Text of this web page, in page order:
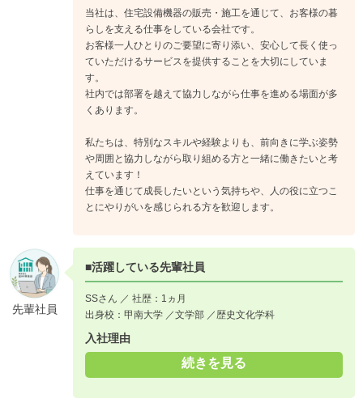
お客様のご要望を受け住宅設備の取り付けを行います。現場ス
キルを身に付け、手に職をつけることができ、一生もののお仕
《入社1年目》
先輩と一緒に現場を回り、仕事内容を覚えていきます。
《入社2年目》
先輩同伴の元、現場・施工スキルを身に付けていきます。
《入社3年目》
お客様対応と現場・施工対応を行います。
《入社4年目》
現場での経験を積んでいき、メインで現場管理を行えるように
なります。また、新しい事業への開発に加わっていただきま
す。
当社は、住宅設備機器の販売・施工を通じて、お客様の暮
らしを支える仕事をしている会社です。
お客様一人ひとりのご要望に寄り添い、安心して長く使っ
ていただけるサービスを提供することを大切にしていま
す。
社内では部署を越えて協力しながら仕事を進める場面が多
くあります。
私たちは、特別なスキルや経験よりも、前向きに学ぶ姿勢
や周囲と協力しながら取り組める方と一緒に働きたいと考
えています！
仕事を通じて成長したいという気持ちや、人の役に立つこ
とにやりがいを感じられる方を歓迎します。
先輩社員
■活躍している先輩社員
SSさん ／ 社歴：1ヵ月
出身校：甲南大学 ／文学部 ／歴史文化学科
入社理由
続きを見る